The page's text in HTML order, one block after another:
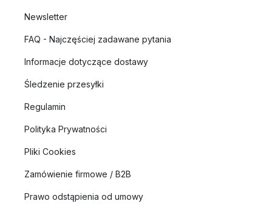
Newsletter
FAQ - Najczęściej zadawane pytania
Informacje dotyczące dostawy
Śledzenie przesyłki
Regulamin
Polityka Prywatności
Pliki Cookies
Zamówienie firmowe / B2B
Prawo odstąpienia od umowy